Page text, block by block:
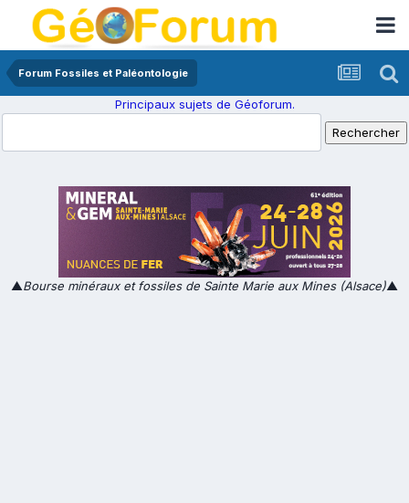
Forum Fossiles et Paléontologie
Principaux sujets de Géoforum.
▲Bourse minéraux et fossiles de Sainte Marie aux Mines (Alsace)▲